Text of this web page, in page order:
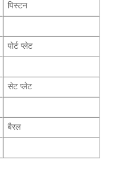
पिस्टन
पोर्ट प्लेट
सेट प्लेट
बैरल